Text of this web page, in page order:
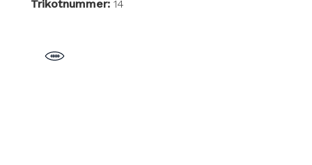
Trikotnummer:14